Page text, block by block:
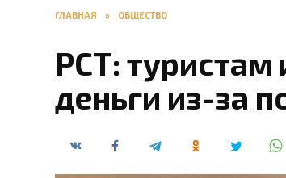
ГЛАВНАЯ » ОБЩЕСТВО
РСТ: туристам
деньги из-за